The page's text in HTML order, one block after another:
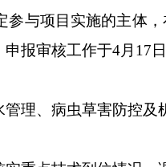
项目实施的主体，
报审核工作于4月17日
、病虫草害防控及